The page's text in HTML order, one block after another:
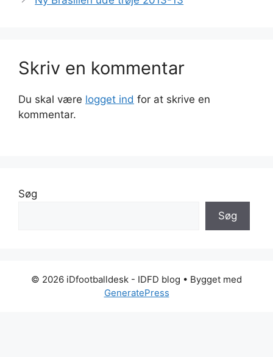
Skriv en kommentar
Du skal være logget ind for at skrive en
kommentar.
Søg
Søg
© 2026 iDfootballdesk - IDFD blog • Bygget med
GeneratePress